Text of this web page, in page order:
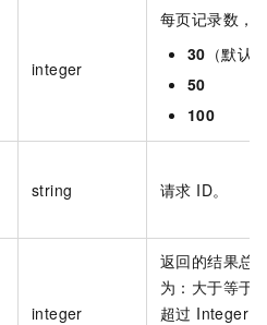
integer
每页记录数，
30 （默认
50
100
string 请求 ID。
integer
返回的结果总
为：大于等于
超过 Integer